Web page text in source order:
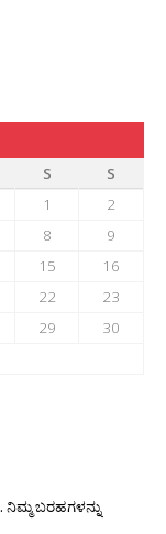
S
S
1
2
8
9
15
16
22
23
29
30
ಬರಹಗಳನ್ನು